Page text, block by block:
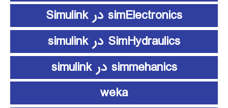
simElectronics در Simulink
SimHydraulics در simulink
simmehanics در simulink
weka